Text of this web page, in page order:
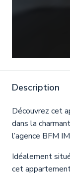
Description
Découvrez cet
dans la
l’agence BFM
Idéalement
cet